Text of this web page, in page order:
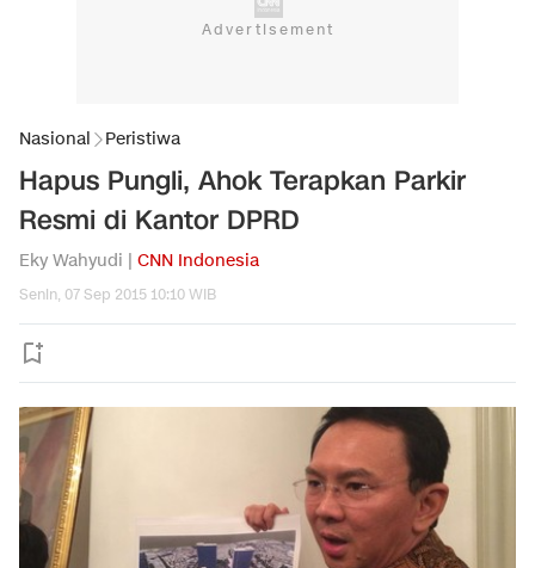
Nasional Peristiwa
Hapus Pungli, Ahok Terapkan Parkir
Resmi di Kantor DPRD
Eky Wahyudi | CNN Indonesia
Senin, 07 Sep 2015 10:10 WIB